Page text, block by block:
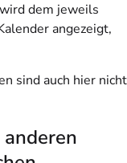
dem jeweils
angezeigt,
sind auch hier nicht